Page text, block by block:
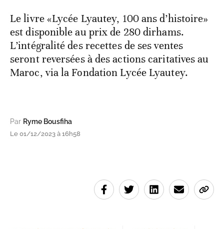
Le livre «Lycée Lyautey, 100 ans d’histoire»
est disponible au prix de 280 dirhams.
L’intégralité des recettes de ses ventes
seront reversées à des actions caritatives au
Maroc, via la Fondation Lycée Lyautey.
Par Ryme Bousfiha
Le 01/12/2023 à 16h58